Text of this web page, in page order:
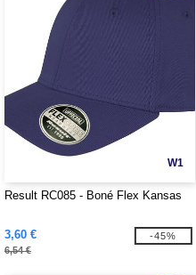
W1
Result RC085 - Boné Flex Kansas
3,60 €
6,54 €
-45%